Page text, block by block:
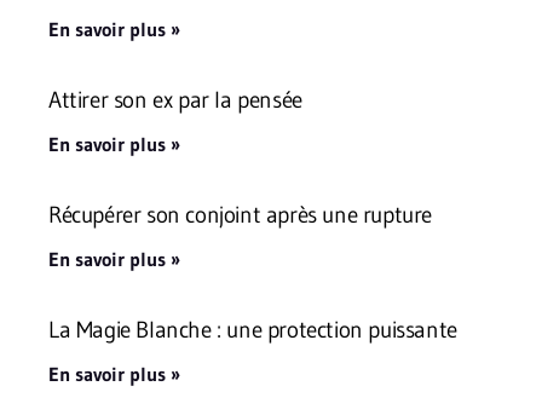
En savoir plus »
Attirer son ex par la pensée
En savoir plus »
Récupérer son conjoint après une rupture
En savoir plus »
La Magie Blanche : une protection puissante
En savoir plus »